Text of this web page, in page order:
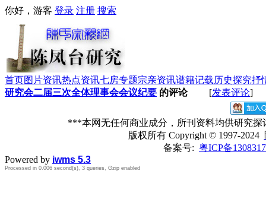
你好，游客 登录 注册 搜索
首页图片资讯热点资讯七房专题宗亲资讯谱籍记载历史探究抒
研究会二届三次全体理事会会议纪要 的评论[发表评论]
***本网无任何商业成分，所刊资料均供研究
版权所有 Copyright © 1997-2024
备案号: 粤ICP备
Powered by iwms 5.3
Processed in 0.006 second(s), 3 queries, Gzip enabled